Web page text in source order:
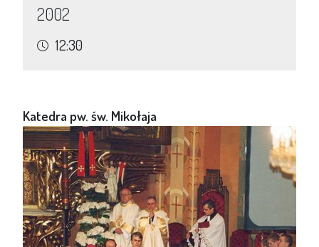
2002
12:30
Katedra pw. św. Mikołaja